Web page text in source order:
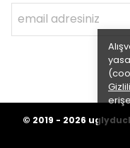
© 2019 - 2026